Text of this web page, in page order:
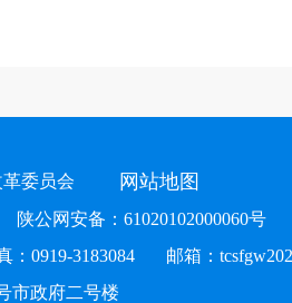
委员会 网站地图
陕公网安备：61020102000060号
：0919-3183084
邮箱：
市政府二号楼